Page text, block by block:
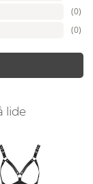
(0)
(0)
lide